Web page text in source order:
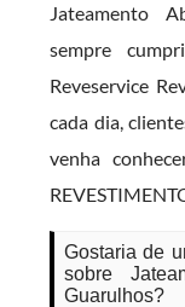
Jateamento
sempre
Reveservice
cada dia,
venha
Gostaria de
sobre
Guarulhos?